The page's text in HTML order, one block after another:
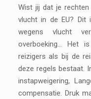
Wist jij dat je
vlucht in de EU?
wegens vlucht
overboeking… Het
reizigers als bij de
deze regels bestaat.
instapweigering,
compensatie. Druk